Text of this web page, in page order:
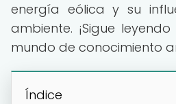
energía eólica y su
ambiente. ¡Sigue
mundo de conocimiento
Índice